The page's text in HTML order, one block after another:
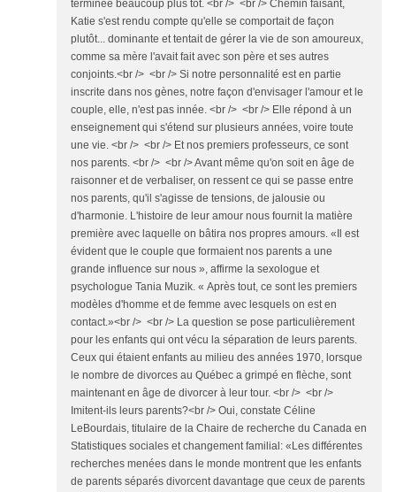
terminée beaucoup plus tôt. <br /> <br /> Chemin faisant,
Katie s'est rendu compte qu'elle se comportait de façon
plutôt... dominante et tentait de gérer la vie de son amoureux,
comme sa mère l'avait fait avec son père et ses autres
conjoints.<br /> <br /> Si notre personnalité est en partie
inscrite dans nos gènes, notre façon d'envisager l'amour et le
couple, elle, n'est pas innée. <br /> <br /> Elle répond à un
enseignement qui s'étend sur plusieurs années, voire toute
une vie. <br /> <br /> Et nos premiers professeurs, ce sont
nos parents. <br /> <br /> Avant même qu'on soit en âge de
raisonner et de verbaliser, on ressent ce qui se passe entre
nos parents, qu'il s'agisse de tensions, de jalousie ou
d'harmonie. L'histoire de leur amour nous fournit la matière
première avec laquelle on bâtira nos propres amours. «Il est
évident que le couple que formaient nos parents a une
grande influence sur nous », affirme la sexologue et
psychologue Tania Muzik. « Après tout, ce sont les premiers
modèles d'homme et de femme avec lesquels on est en
contact.»<br /> <br /> La question se pose particulièrement
pour les enfants qui ont vécu la séparation de leurs parents.
Ceux qui étaient enfants au milieu des années 1970, lorsque
le nombre de divorces au Québec a grimpé en flèche, sont
maintenant en âge de divorcer à leur tour. <br /> <br />
Imitent-ils leurs parents?<br /> Oui, constate Céline
LeBourdais, titulaire de la Chaire de recherche du Canada en
Statistiques sociales et changement familial: «Les différentes
recherches menées dans le monde montrent que les enfants
de parents séparés divorcent davantage que ceux de parents